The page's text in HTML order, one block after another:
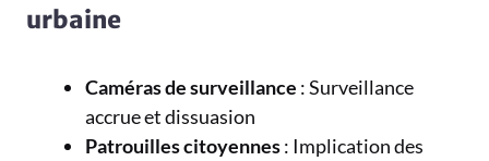
urbaine
Caméras de surveillance : Surveillance
accrue et dissuasion
Patrouilles citoyennes: Implication des